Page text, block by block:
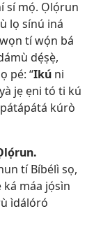
sí mọ́. Ọlọ́run
lọ sínú iná
tí wọ́n bá
dẹ́ṣẹ̀,
pé: “Ikú ni
jẹ ẹni tó ti kú
kúrò
tí Bíbélì sọ,
ká máa jọ́sìn
ìdálóró